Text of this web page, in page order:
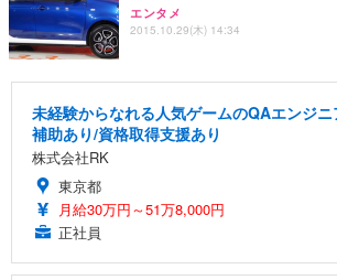
エンタメ
2015.10.29(木) 14:34
未経験からなれる人気ゲームのQAエンジ
補助あり/資格取得支援あり
株式会社RK
東京都
月給30万円～51万8,000円
正社員